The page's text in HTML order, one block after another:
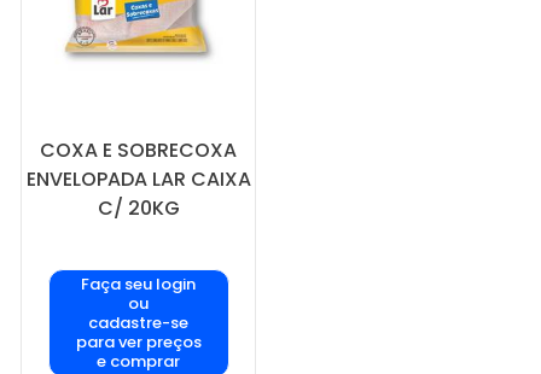
COXA E SOBRECOXA
ENVELOPADA LAR CAIXA
C/ 20KG
Faça seu login
ou
cadastre-se
para ver preços
e comprar